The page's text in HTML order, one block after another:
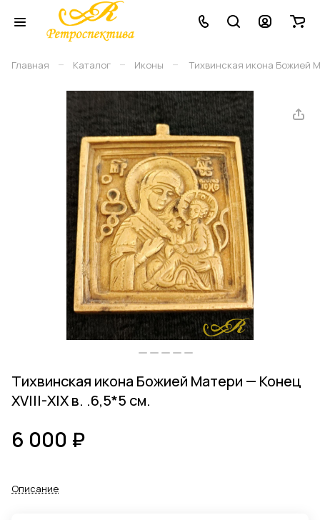
Главная – Каталог – Иконы – Тихвинская икона Божией
Тихвинская икона Божией Матери — Конец
ХVIII-ХIХ в. .6,5*5 см.
6 000 ₽
Описание